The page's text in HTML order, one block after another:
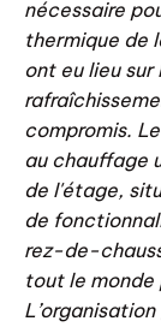
nécessaire
thermique de
ont eu lieu sur
rafraî
compromis.
au chauffage
de l'étage, situ
de
rez-de-
tout le monde